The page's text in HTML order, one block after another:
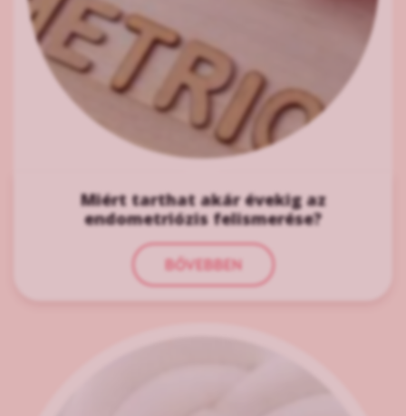
Miért tarthat akár évekig az
endometriózis felismerése?
BŐVEBBEN